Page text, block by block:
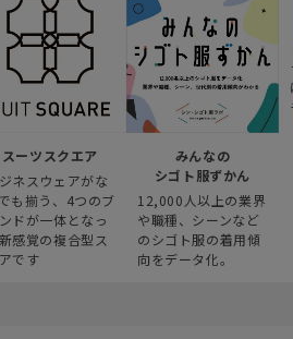
スーツスクエア
ネスウェアがな
も揃う、4つのブ
ドが一体となっ
感覚の複合型ス
です
みんなの
シゴト服ずかん
12,000人以上の業界
や職種、シーンなど
のシゴト服の着用傾
向をデータ化。